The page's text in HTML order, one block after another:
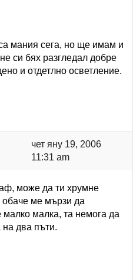
мания сега, но ще имам и
си бях разгледал добре
и отдетлно осветление.
чет яну 19, 2006
11:31 am
може да ти хрумне
ме мързи да
малка, та немога да
два пъти.